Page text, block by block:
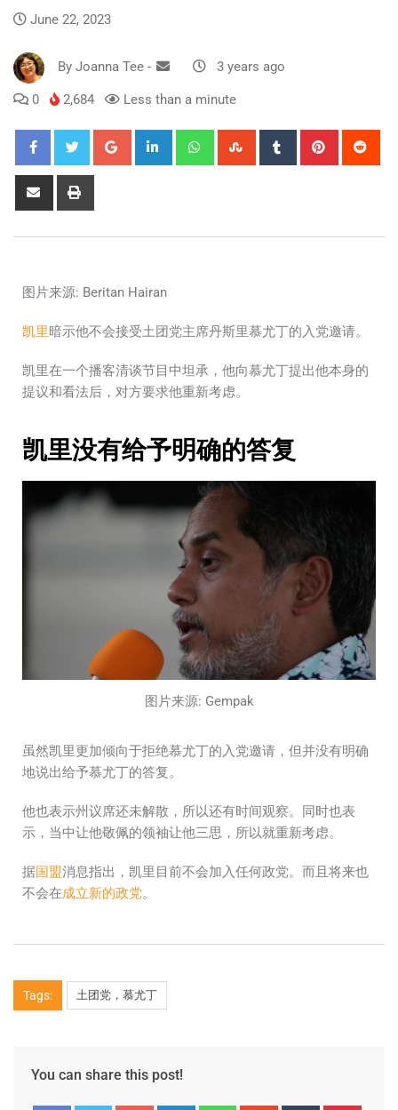
June 22, 2023
By Joanna Tee - 3 years ago
0 2,684 Less than a minute
图片来源: Beritan Hairan
凯里暗示他不会接受土团党主席丹斯里慕尤丁的入党邀请。
凯里在一个播客清谈节目中坦承，他向慕尤丁提出他本身的
提议和看法后，对方要求他重新考虑。
凯里没有给予明确的答复
图片来源: Gempak
虽然凯里更加倾向于拒绝慕尤丁的入党邀请，但并没有明确
地说出给予慕尤丁的答复。
他也表示州议席还未解散，所以还有时间观察。同时也表
示，当中让他敬佩的领袖让他三思，所以就重新考虑。
据国盟消息指出，凯里目前不会加入任何政党。而且将来也
不会在成立新的政党。
Tags: 土团党，慕尤丁
You can share this post!